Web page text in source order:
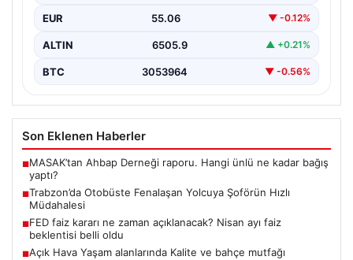
EUR 55.06 ▼ -0.12%
ALTIN 6505.9 ▲ +0.21%
BTC 3053964 ▼ -0.56%
Son Eklenen Haberler
■MASAK’tan Ahbap Derneği raporu. Hangi ünlü ne kadar bağış
yaptı?
■Trabzon’da Otobüste Fenalaşan Yolcuya Şoförün Hızlı
Müdahalesi
■FED faiz kararı ne zaman açıklanacak? Nisan ayı faiz
beklentisi belli oldu
■Açık Hava Yaşam alanlarında Kalite ve bahçe mutfağı